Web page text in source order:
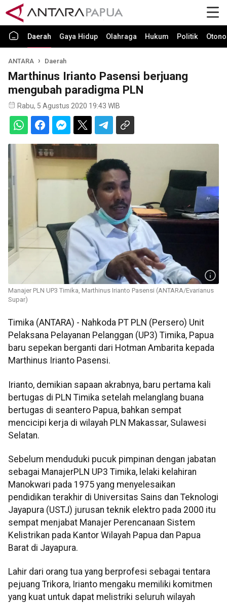
Daerah Gaya Hidup Olahraga Hukum Politik
ANTARA Daerah
Marthinus Irianto Pasensi berjuang
mengubah paradigma PLN
Rabu, 5 Agustus 2020 19:43 WIB
Manajer PLN UP3 Timika, Marthinus Irianto Pasensi (ANTARA/Evarianus
Supar)
Timika (ANTARA) - Nahkoda PT PLN (Persero) Unit
Pelaksana Pelayanan Pelanggan (UP3) Timika, Papua
baru sepekan berganti dari Hotman Ambarita kepada
Marthinus Irianto Pasensi.
Irianto, demikian sapaan akrabnya, baru pertama kali
bertugas di PLN Timika setelah melanglang buana
bertugas di seantero Papua, bahkan sempat
mencicipi kerja di wilayah PLN Makassar, Sulawesi
Selatan.
Sebelum menduduki pucuk pimpinan dengan jabatan
sebagai ManajerPLN UP3 Timika, lelaki kelahiran
Manokwari pada 1975 yang menyelesaikan
pendidikan terakhir di Universitas Sains dan Teknologi
Jayapura (USTJ) jurusan teknik elektro pada 2000 itu
sempat menjabat Manajer Perencanaan Sistem
Kelistrikan pada Kantor Wilayah Papua dan Papua
Barat di Jayapura.
Lahir dari orang tua yang berprofesi sebagai tentara
pejuang Trikora, Irianto mengaku memiliki komitmen
yang kuat untuk dapat melistriki seluruh wilayah